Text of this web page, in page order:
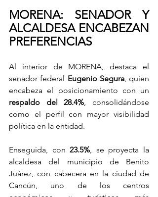
MORENA: SENADOR Y
ALCALDESA ENCABEZAN
PREFERENCIAS
Al interior de MORENA, destaca el
senador federal Eugenio Segura, quien
respaldo del 28.4%, consolidándose
como el perfil con mayor visibilidad
política en la entidad.
Enseguida, con 23.5%, se proyecta la
alcaldesa del municipio de Benito
Juárez, con cabecera en la ciudad de
Cancún, uno de los centros